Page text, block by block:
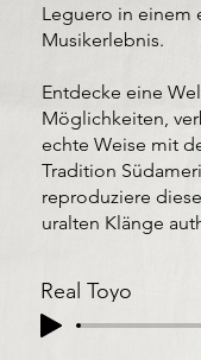
Leguero in einem
Musikerlebnis.
Entdecke eine
Möglichkeiten,
echte Weise mit
Tradition
reproduziere
uralten Klänge
Real Toyo